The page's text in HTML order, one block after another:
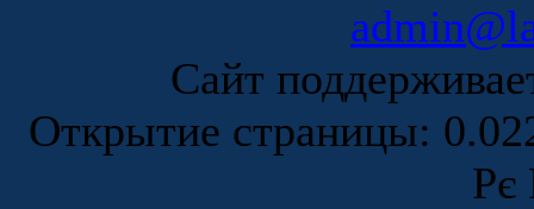
Сайт
Открытие страницы:
Рє